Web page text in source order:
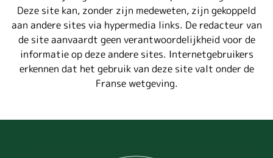
Deze site kan, zonder zijn medeweten, zijn gekoppeld
aan andere sites via hypermedia links. De redacteur van
de site aanvaardt geen verantwoordelijkheid voor de
informatie op deze andere sites. Internetgebruikers
erkennen dat het gebruik van deze site valt onder de
Franse wetgeving.